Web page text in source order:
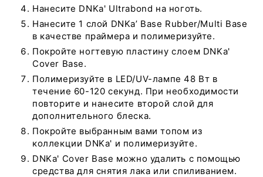
Нанесите DNKa' Ultrabond на ноготь.
Нанесите 1 слой DNKa’ Base Rubber/Multi Base
в качестве праймера и полимеризуйте.
Покройте ногтевую пластину слоем DNKa'
Cover Base.
Полимеризуйте в LED/UV-лампе 48 Вт в
течение 60-120 секунд. При необходимости
повторите и нанесите второй слой для
дополнительного блеска.
Покройте выбранным вами топом из
коллекции DNKa' и полимеризуйте.
DNKa' Cover Base можно удалить с помощью
средства для снятия лака или спиливанием.